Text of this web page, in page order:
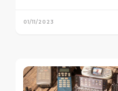
01/11/2023